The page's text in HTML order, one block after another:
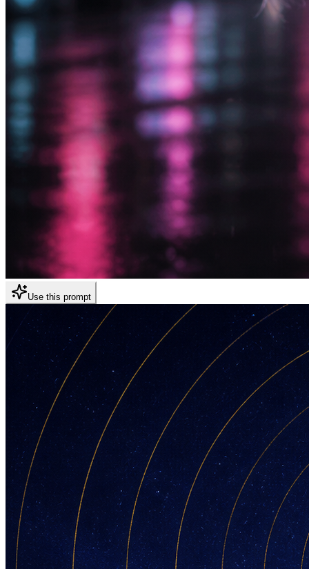
Use this prompt